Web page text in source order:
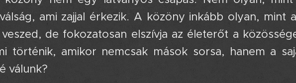
ami zajjal érkezik. A közöny inkább olyan, mint
de fokozatosan elszívja az életerőt a
történik, amikor nemcsak mások sorsa, hanem a
válunk?